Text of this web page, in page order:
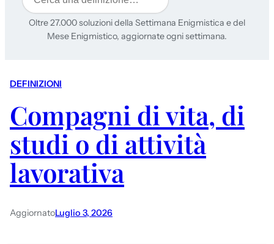
Oltre 27.000 soluzioni della Settimana Enigmistica e del
Mese Enigmistico, aggiornate ogni settimana.
DEFINIZIONI
Compagni di vita, di
studi o di attività
lavorativa
AggiornatoLuglio 3, 2026